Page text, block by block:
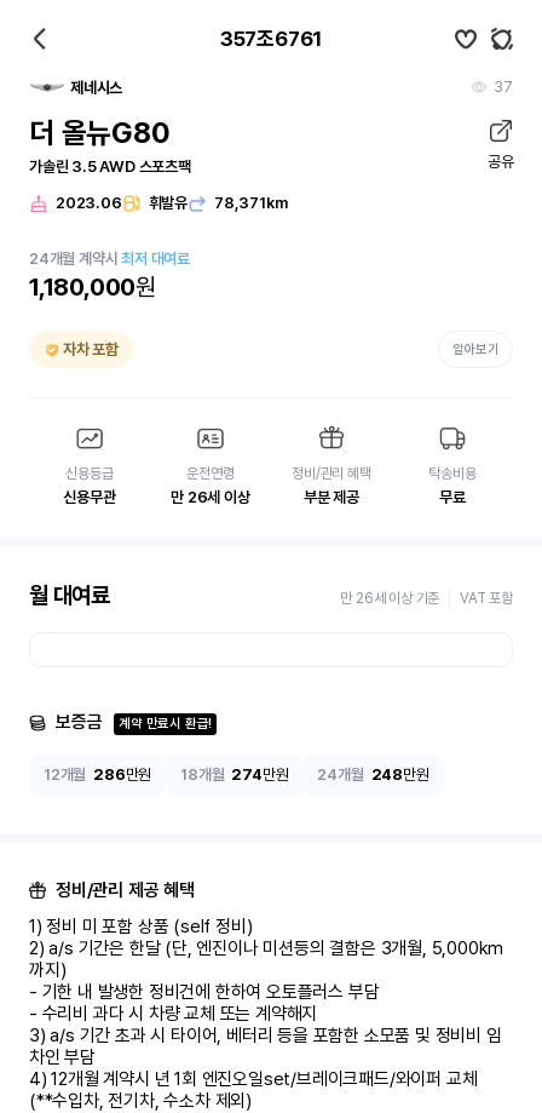
357조6761
제네시스 37
더 올뉴G80
가솔린 3.5 AWD 스포츠팩 공유
2023.06 휘발유 78,371km
24개월 계약시최저 대여료
1,180,000원
자차 포함 알아보기
신용등급
신용무관
운전연령
만 26세 이상
정비/관리 혜택
부분 제공
탁송비용
무료
월 대여료 만 26세 이상 기준 VAT 포함
보증금 계약 만료시 환급!
12개월 286만원 18개월 274만원 24개월 248만원
정비/관리 제공 혜택
1) 정비 미 포함 상품 (self 정비)
2) a/s 기간은 한달 (단, 엔진이나 미션등의 결함은 3개월, 5,000km
까지)
- 기한 내 발생한 정비건에 한하여 오토플러스 부담
- 수리비 과다 시 차량 교체 또는 계약해지
3) a/s 기간 초과 시 타이어, 베터리 등을 포함한 소모품 및 정비비 임
차인 부담
4) 12개월 계약시 년 1회 엔진오일set/브레이크패드/와이퍼 교체
(**수입차, 전기차, 수소차 제외)